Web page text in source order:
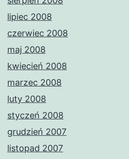
lipiec 2008
czerwiec 2008
maj 2008
kwiecień 2008
marzec 2008
luty 2008
styczeń 2008
grudzień 2007
listopad 2007